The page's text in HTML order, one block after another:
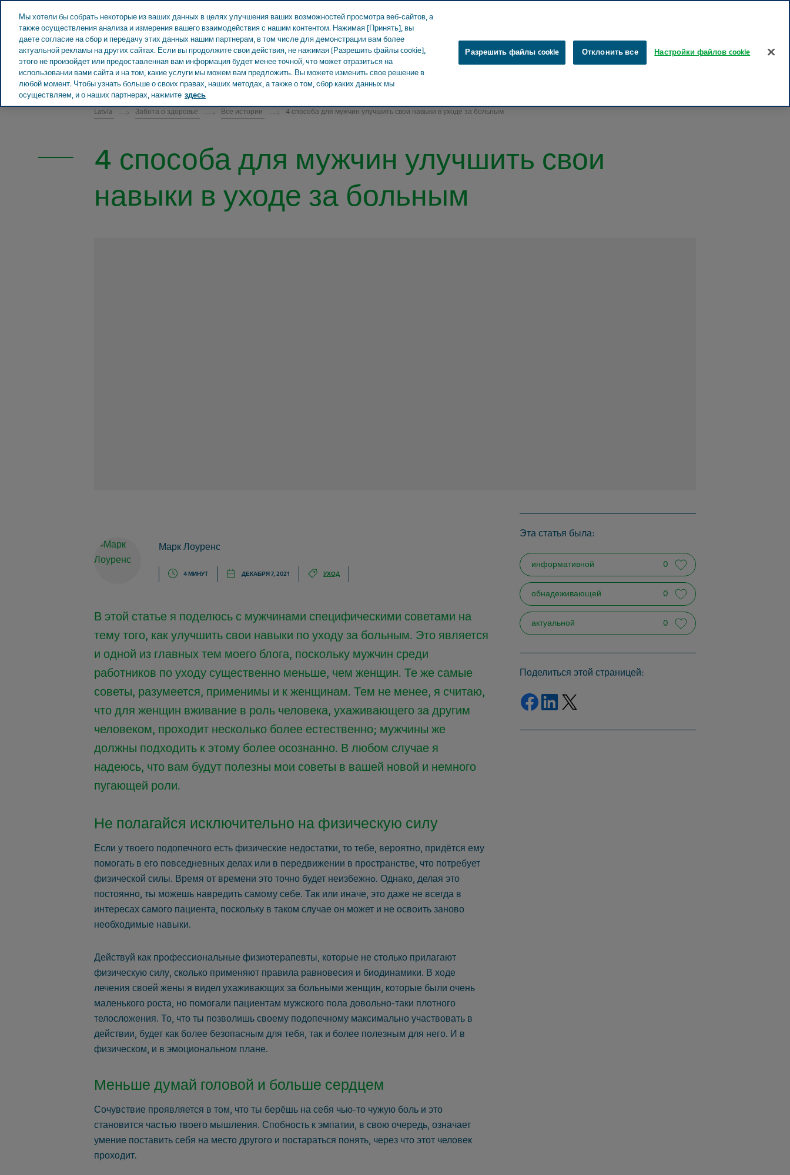
Teva в мире
О Teva Новости и СМИ Продукты Забота о здоровье
LATVIA ЗАБОТА О ЗДОРОВЬЕ
Latvia Забота о здоровье Все истории 4 способа для мужчин улучшить свои навыки в уходе за больным
4 способа для мужчин улучшить свои
навыки в уходе за больным
Марк Лоуренс
4 МИНУТ ДЕКАБРЯ 7, 2021 УХОД
В этой статье я поделюсь с мужчинами специфическими советами на
тему того, как улучшить свои навыки по уходу за больным. Это является
и одной из главных тем моего блога, поскольку мужчин среди
работников по уходу существенно меньше, чем женщин. Те же самые
советы, разумеется, применимы и к женщинам. Тем не менее, я считаю,
что для женщин вживание в роль человека, ухаживающего за другим
человеком, проходит несколько более естественно; мужчины же
должны подходить к этому более осознанно. В любом случае я
надеюсь, что вам будут полезны мои советы в вашей новой и немного
пугающей роли.
Не полагайся исключительно на физическую силу
Если у твоего подопечного есть физические недостатки, то тебе, вероятно, придётся ему
помогать в его повседневных делах или в передвижении в пространстве, что потребует
физической силы. Время от времени это точно будет неизбежнo. Однако, делая это
постоянно, ты можешь навредить самому себе. Так или иначе, это даже не всегда в
интересах самого пациента, поскольку в таком случае он может и не освоить заново
необходимые навыки.
Действуй как профессиональные физиотерапевты, которые не столько прилагают
физическую силу, сколько применяют правила равновесия и биодинамики. В ходе
лечения своей жены я видел ухаживающих за больными женщин, которые были очень
маленького роста, но помогали пациентам мужского пола довольно-таки плотного
телосложения. То, что ты позволишь своему подопечному максимально участвовать в
действии, будет как более безопасным для тебя, так и более полезным для него. И в
физическом, и в эмоциональном плане.
Меньше думай головой и больше сердцем
Сочувствие проявляется в том, что ты берёшь на себя чью-то чужую боль и это
становится частью твоего мышления. Спобность к эмпатии, в свою очередь, означает
умение поставить себя на место другого и постараться понять, через что этот человек
проходит.
Эта статья была:
информативной 0
обнадеживающей 0
актуальной 0
Поделиться этой страницей:
Делиться Facebook
Делиться LinkedIn
Мы хотели бы собрать некоторые из ваших данных в целях улучшения ваших возможностей просмотра веб-сайтов, а
также осуществления анализа и измерения вашего взаимодействия с нашим контентом. Нажимая [Принять], вы
даете согласие на сбор и передачу этих данных нашим партнерам, в том числе для демонстрации вам более
актуальной рекламы на других сайтах. Если вы продолжите свои действия, не нажимая [Разрешить файлы cookie],
этого не произойдет или предоставленная вам информация будет менее точной, что может отразиться на
использовании вами сайта и на том, какие услуги мы можем вам предложить. Вы можете изменить свое решение в
любой момент. Чтобы узнать больше о своих правах, наших методах, а также о том, сбор каких данных мы
осуществляем, и о наших партнерах, нажмите здесь
Разрешить файлы cookie Отклонить все Настройки файлов cookie